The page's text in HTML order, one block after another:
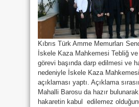
GEREKLİ”
Kıbrıs Türk Amme Memurları
İskele Kaza Mahkemesi Tebliğ
görevi başında darp edilmesi ve
nedeniyle İskele Kaza
açıklaması yaptı. Açıklama
Mahalli Barosu da hazır
hakaretin kabul edilemez